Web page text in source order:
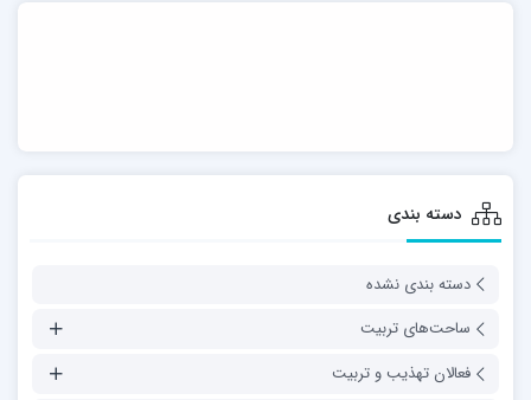
دسته بندی
دسته بندی نشده
ساحت‌های تربیت
فعالان تهذیب و تربیت